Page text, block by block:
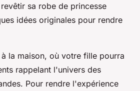
sa robe de princesse
idées originales pour rendre
la maison, où votre fille pourra
rappelant l'univers des
Pour rendre l'expérience